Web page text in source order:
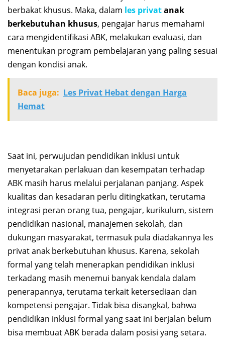
berbakat khusus. Maka, dalam les privatanak
berkebutuhan khusus, pengajar harus memahami
cara mengidentifikasi ABK, melakukan evaluasi, dan
menentukan program pembelajaran yang paling sesuai
dengan kondisi anak.
Baca juga: Les Privat Hebat dengan Harga
Hemat
Saat ini, perwujudan pendidikan inklusi untuk
menyetarakan perlakuan dan kesempatan terhadap
ABK masih harus melalui perjalanan panjang. Aspek
kualitas dan kesadaran perlu ditingkatkan, terutama
integrasi peran orang tua, pengajar, kurikulum, sistem
pendidikan nasional, manajemen sekolah, dan
dukungan masyarakat, termasuk pula diadakannya les
privat anak berkebutuhan khusus. Karena, sekolah
formal yang telah menerapkan pendidikan inklusi
terkadang masih menemui banyak kendala dalam
penerapannya, terutama terkait ketersediaan dan
kompetensi pengajar. Tidak bisa disangkal, bahwa
pendidikan inklusi formal yang saat ini berjalan belum
bisa membuat ABK berada dalam posisi yang setara.